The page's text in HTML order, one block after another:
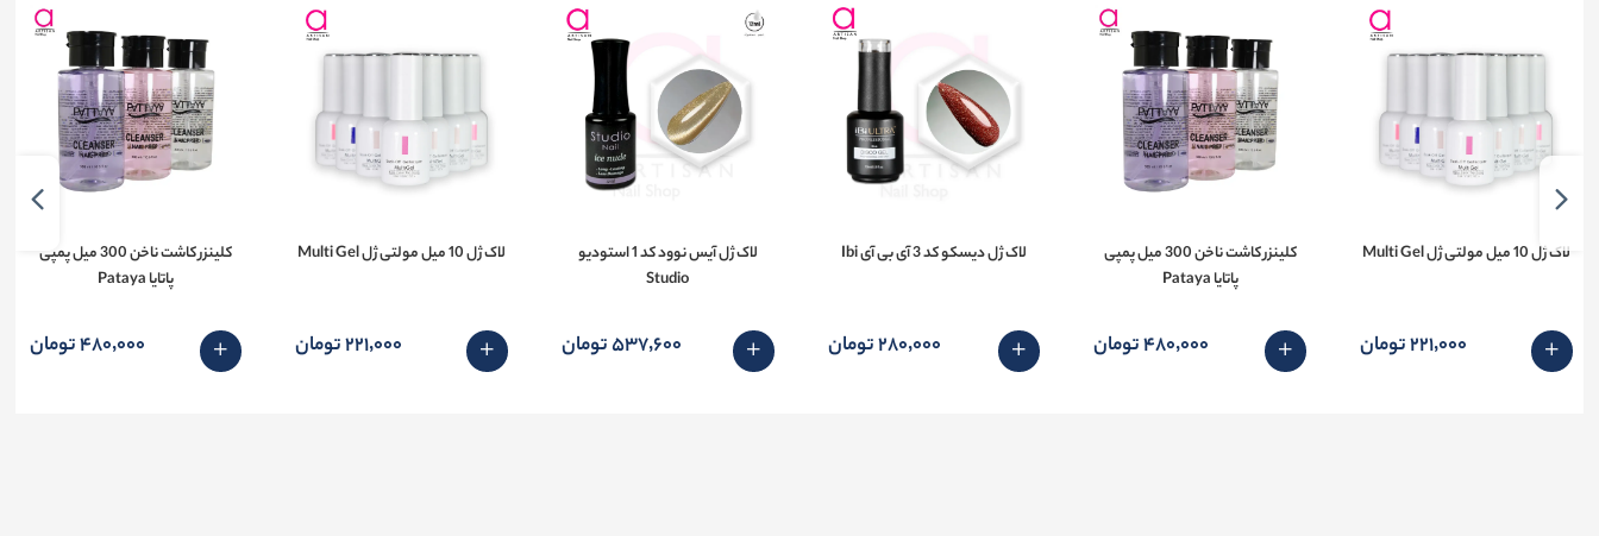
لاک ژل 10 میل مولتی ژل Multi Gel
221٬000 تومان
کلینزر کاشت ناخن 300 میل پمپی
پاتایا Pataya
480٬000 تومان
لاک ژل دیسکو کد 3 آی بی آی Ibi
280٬000 تومان
لاک ژل آیس نوود کد 1 استودیو
Studio
537٬600 تومان
لاک ژل 10 میل مولتی ژل Multi Gel
221٬000 تومان
کلینزر کاشت ناخن 300 میل پمپی
پاتایا Pataya
480٬000 تومان